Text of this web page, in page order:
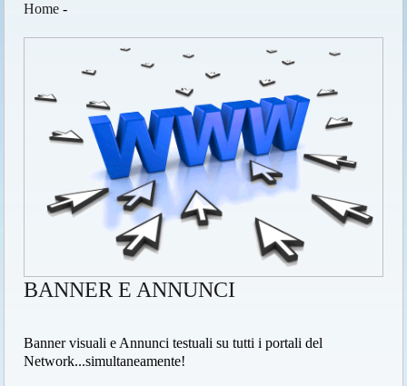
Home -
BANNER E ANNUNCI
Banner visuali e Annunci testuali su tutti i portali del
Network...simultaneamente!